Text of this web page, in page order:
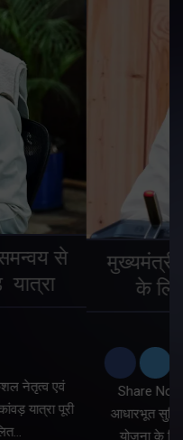
विकास योजनाओं
स्वीकृति
सिंह धामी ने प्रदेश में शहरी
आधारित जल-निकासी
स्वीकृति प्रदान की है।…